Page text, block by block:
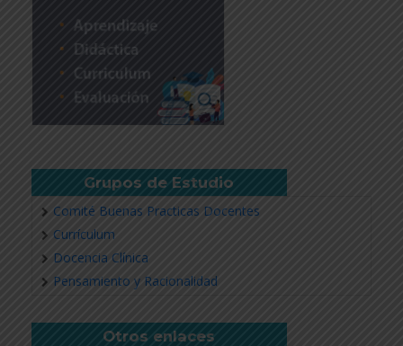
Grupos de Estudio
Comité Buenas Practicas Docentes
Currículum
Docencia Clínica
Pensamiento y Racionalidad
Otros enlaces